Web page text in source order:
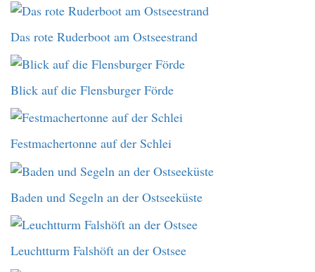
Das rote Ruderboot am Ostseestrand
Blick auf die Flensburger Förde
Festmachertonne auf der Schlei
Baden und Segeln an der Ostseeküste
Leuchtturm Falshöft an der Ostsee